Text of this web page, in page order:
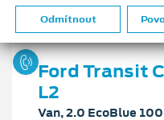
Ford Transit
L2
Van, 2.0 EcoBlue
Odmítnout